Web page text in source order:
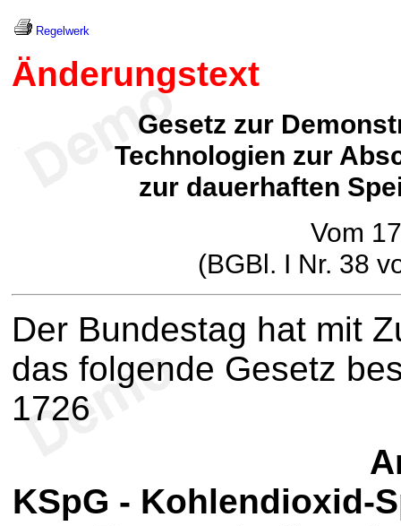
Regelwerk
Änderungstext
Gesetz zur
Technologien zur
zur dauerhaften
Vom
(BGBl. I Nr. 38
Der Bundestag hat mit
das folgende Gesetz
1726
KSpG - Kohlendioxid-